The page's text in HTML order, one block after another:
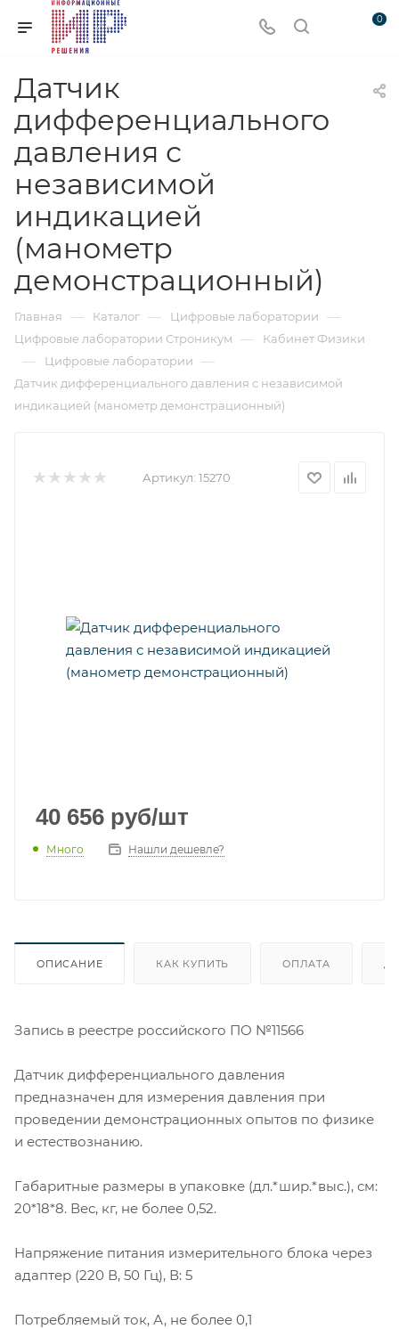
0
Датчик
дифференциального
давления с
независимой
индикацией
(манометр
демонстрационный)
Главная — Каталог — Цифровые лаборатории —
Цифровые лаборатории Строникум — Кабинет Физики
— Цифровые лаборатории —
Датчик дифференциального давления с независимой
индикацией (манометр демонстрационный)
Артикул: 15270
40 656 руб/шт
Много Нашли дешевле?
ОПИСАНИЕ КАК КУПИТЬ ОПЛАТА
​Запись в реестре российского ПО №11566
Датчик дифференциального давления
предназначен для измерения давления при
проведении демонстрационных опытов по физике
и естествознанию.
Габаритные размеры в упаковке (дл.*шир.*выс.), см:
20*18*8. Вес, кг, не более 0,52.
Напряжение питания измерительного блока через
адаптер (220 В, 50 Гц), В: 5
Потребляемый ток, А, не более 0,1